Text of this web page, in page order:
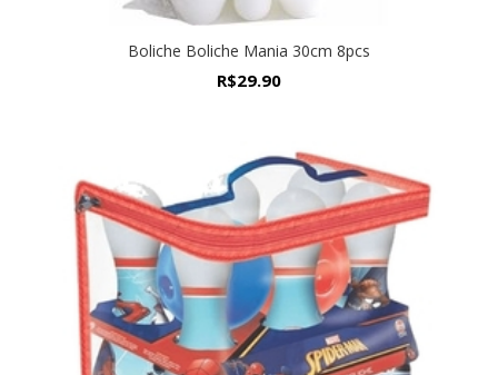
Boliche Boliche Mania 30cm 8pcs
R$29.90